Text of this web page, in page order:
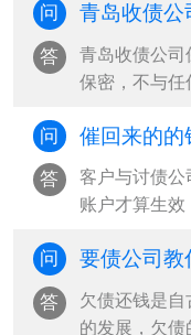
问 青岛收债公
答
青岛收债公司
保密，不与任
问 催回来的的
答
客户与讨债公
账户才算生效
问 要债公司教
答
欠债还钱是
的发展，欠债